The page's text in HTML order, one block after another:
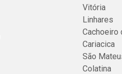
Vitória
Linhares
Cachoeiro
Cariacica
São
Colatina